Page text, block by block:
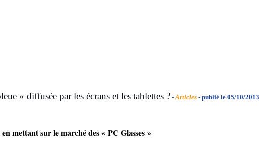
» diffusée par les écrans et les tablettes ? - Articles - publié le 05/10/2013
mettant sur le marché des « PC Glasses »